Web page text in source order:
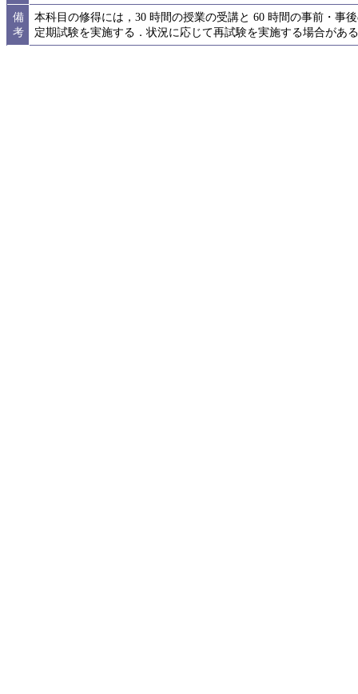
備
考
本科目の修得には，30 時間の授業の受講と 60 時間の事前・事
定期試験を実施する．状況に応じて再試験を実施する場合があ